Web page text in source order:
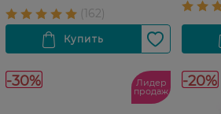
-30% Лидер
продаж
-20%